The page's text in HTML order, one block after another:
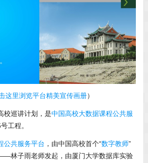
这里浏览平台精美宣传画册）
校巡讲计划，是中国高校大数据课程公共服
工程。
公共服务平台 ，由中国高校首个“数字教师”
林子雨老师发起，由厦门大学数据库实验